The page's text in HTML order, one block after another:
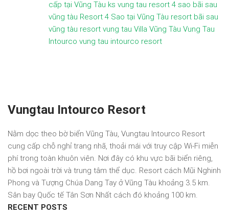
cấp tại Vũng Tàu ks vung tau resort 4 sao bãi sau
vũng tàu Resort 4 Sao tại Vũng Tàu resort bãi sau
vũng tàu resort vung tau Villa Vũng Tàu Vung Tau
Intourco vung tau intourco resort
Vungtau Intourco Resort
Nằm dọc theo bờ biển Vũng Tàu, Vungtau Intourco Resort
cung cấp chỗ nghỉ trang nhã, thoải mái với truy cập Wi-Fi miễn
phí trong toàn khuôn viên. Nơi đây có khu vực bãi biển riêng,
hồ bơi ngoài trời và trung tâm thể dục. Resort cách Mũi Nghinh
Phong và Tượng Chúa Dang Tay ở Vũng Tàu khoảng 3.5 km.
Sân bay Quốc tế Tân Sơn Nhất cách đó khoảng 100 km.
RECENT POSTS